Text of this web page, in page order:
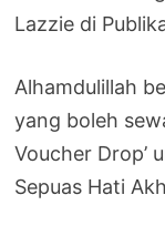
Lazzie di
Alhamdulillah
yang boleh
Voucher Drop’
Sepuas Hati